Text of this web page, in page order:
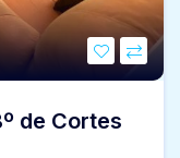
de Cortes